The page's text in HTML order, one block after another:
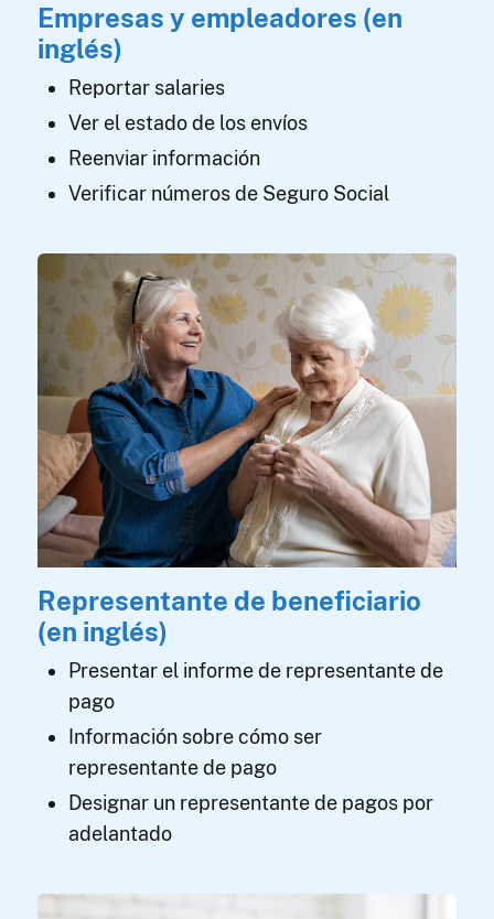
Empresas y empleadores (en
inglés)
Reportar salaries
Ver el estado de los envíos
Reenviar información
Verificar números de Seguro Social
Representante de beneficiario
(en inglés)
Presentar el informe de representante de
pago
Información sobre cómo ser
representante de pago
Designar un representante de pagos por
adelantado